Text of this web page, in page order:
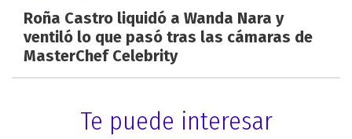
Roña Castro liquidó a Wanda Nara y
ventiló lo que pasó tras las cámaras de
MasterChef Celebrity
Te puede interesar